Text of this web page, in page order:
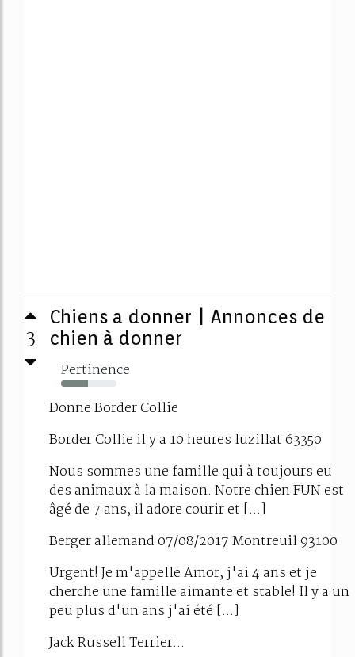
3
Chiens a donner | Annonces de
chien à donner
Pertinence
48%
Donne Border Collie
Border Collie il y a 10 heures luzillat 63350
Nous sommes une famille qui à toujours eu
des animaux à la maison. Notre chien FUN est
âgé de 7 ans, il adore courir et [...]
Berger allemand 07/08/2017 Montreuil 93100
Urgent! Je m'appelle Amor, j'ai 4 ans et je
cherche une famille aimante et stable! Il y a un
peu plus d'un ans j'ai été [...]
Jack Russell Terrier...